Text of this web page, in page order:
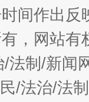
间作出
，网站
法制/新闻
/法治/法